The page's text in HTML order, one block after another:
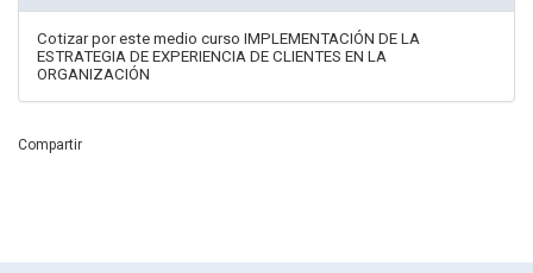
Cotizar por este medio curso IMPLEMENTACIÓN DE LA
ESTRATEGIA DE EXPERIENCIA DE CLIENTES EN LA
ORGANIZACIÓN
Compartir